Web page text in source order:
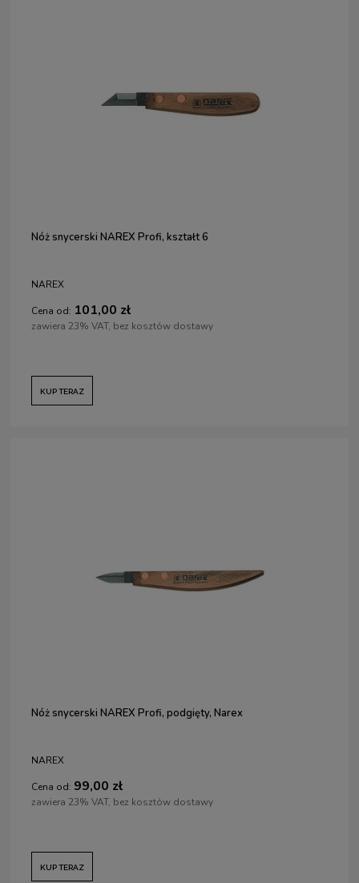
Nóż snycerski NAREX Profi, kształt 6
NAREX
Cena od: 101,00 zł
zawiera 23% VAT, bez kosztów dostawy
KUP TERAZ
Nóż snycerski NAREX Profi, podgięty, Narex
NAREX
Cena od: 99,00 zł
zawiera 23% VAT, bez kosztów dostawy
KUP TERAZ